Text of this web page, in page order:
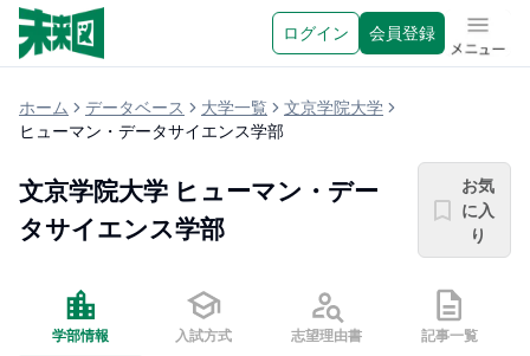
ログイン 会員登録 メニュ
ホーム データベース 大学一覧
文京学院大学
ヒューマン・データサイエンス学部
文京学院大学 ヒューマン・デー
タサイエンス学部
お気
に入
り
学部情報 入試方式 志望理由書 記事一覧